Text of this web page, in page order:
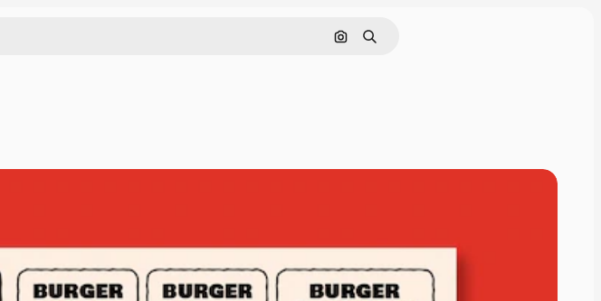
画像で検索
検索